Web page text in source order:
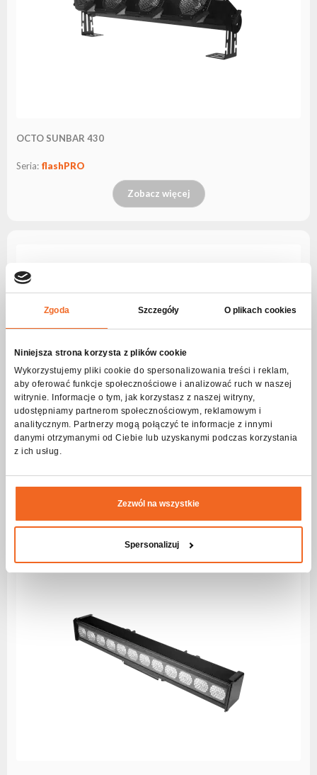
Zgoda Szczegóły O plikach cookies
Niniejsza strona korzysta z plików cookie
Wykorzystujemy pliki cookie do spersonalizowania treści i reklam,
aby oferować funkcje społecznościowe i analizować ruch w naszej
witrynie. Informacje o tym, jak korzystasz z naszej witryny,
udostępniamy partnerom społecznościowym, reklamowym i
analitycznym. Partnerzy mogą połączyć te informacje z innymi
danymi otrzymanymi od Ciebie lub uzyskanymi podczas korzystania
z ich usług.
Zezwól na wszystkie
Spersonalizuj
OCTO SUNBAR 430
Seria: flashPRO
Zobacz więcej
Seria:flashPRO